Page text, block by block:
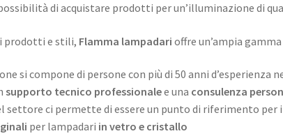
di acquistare prodotti per un’illuminazione di
prodotti e stili, Flamma lampadari offre un’ampia
si compone di persone con più di 50 anni
supporto tecnico professionalee una consulenza
settore ci permette di essere un punto di riferimento per
per lampadari in vetro e cristallo